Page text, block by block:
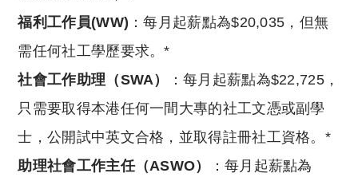
福利工作員(WW) ：每月起薪點為$20,035，但無
需任何社工學歷要求。*
社會工作助理（SWA）
：每月起薪點為$22,725，
只需要取得本港任何一間大專的社工文憑或副學
士，公開試中英文合格，並取得註冊社工資格。*
助理社會工作主任（ASWO）
：每月起薪點為